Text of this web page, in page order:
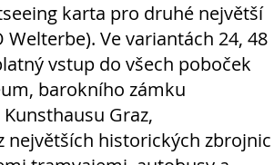
karta pro druhé největší
Ve variantách 24, 48
vstup do všech poboček
barokního zámku
Graz,
největších historických zbrojnic